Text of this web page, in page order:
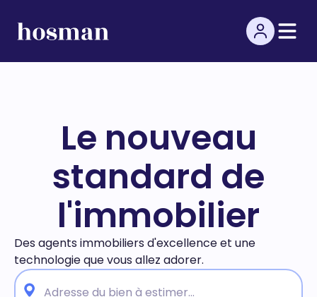
Le nouveau
standard de
l'immobilier
Des agents immobiliers d'excellence et une
technologieque vous allez adorer.